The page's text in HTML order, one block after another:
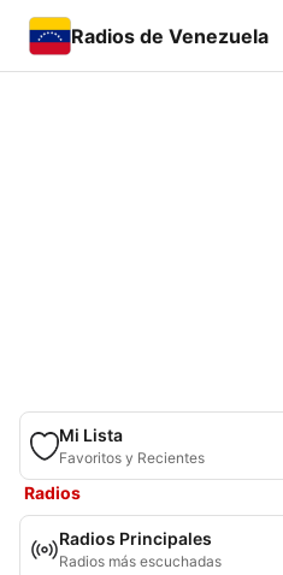
Radios de Venezuela
Mi Lista
Favoritos y Recientes
Radios
Radios Principales
Radios más escuchadas